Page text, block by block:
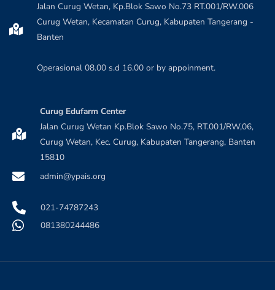
Jalan Curug Wetan, Kp.Blok Sawo No.73 RT.001/RW.006
Curug Wetan, Kecamatan Curug, Kabupaten Tangerang -
Banten
Operasional 08.00 s.d 16.00 or by appoinment.
Curug Edufarm Center
Jalan Curug Wetan Kp.Blok Sawo No.75, RT.001/RW,06,
Curug Wetan, Kec. Curug, Kabupaten Tangerang, Banten
15810
admin@ypais.org
021-74787243
081380244486